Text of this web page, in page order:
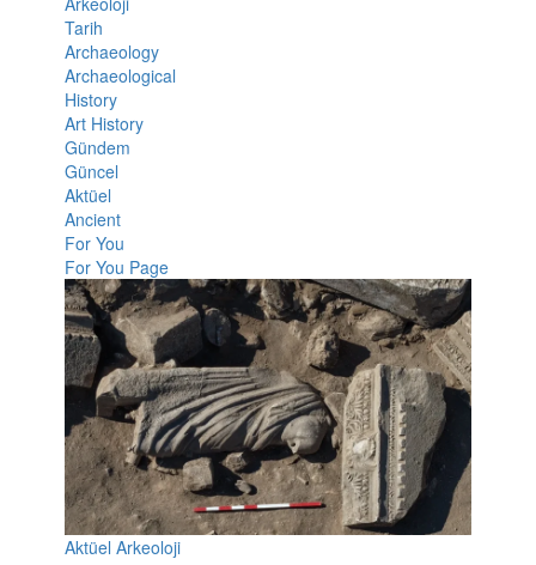
Tarih
Archaeology
Archaeological
History
Art History
Gündem
Güncel
Aktüel
Ancient
For You
For You Page
Aktüel Arkeoloji